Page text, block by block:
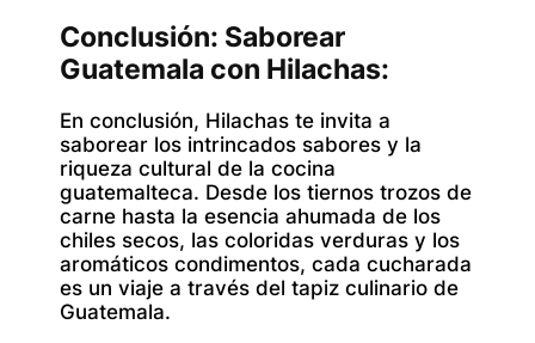
Conclusión: Saborear
Guatemala con Hilachas:
En conclusión, Hilachas te invita a
saborear los intrincados sabores y la
riqueza cultural de la cocina
guatemalteca. Desde los tiernos trozos de
carne hasta la esencia ahumada de los
chiles secos, las coloridas verduras y los
aromáticos condimentos, cada cucharada
es un viaje a través del tapiz culinario de
Guatemala.